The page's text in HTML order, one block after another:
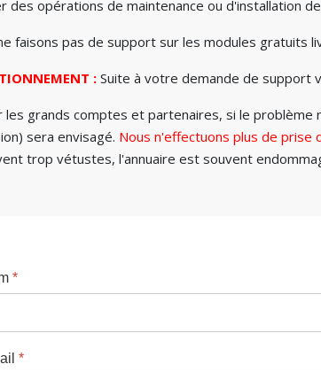
des opérations de maintenance ou d'installation
faisons pas de support sur les modules gratuits
:Suite à votre demande de support
les grands comptes et partenaires, si le
sera envisagé. Nous n'effectuons plus de prise
trop vétustes, l'annuaire est souvent
*
*